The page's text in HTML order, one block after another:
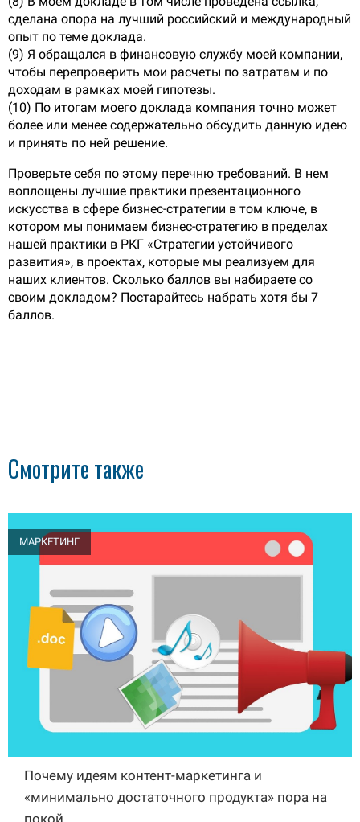
сделана опора на лучший российский и международный
опыт по теме доклада.
(9) Я обращался в финансовую службу моей компании,
чтобы перепроверить мои расчеты по затратам и по
доходам в рамках моей гипотезы.
(10) По итогам моего доклада компания точно может
более или менее содержательно обсудить данную идею
и принять по ней решение.
Проверьте себя по этому перечню требований. В нем
воплощены лучшие практики презентационного
искусства в сфере бизнес-стратегии в том ключе, в
котором мы понимаем бизнес-стратегию в пределах
нашей практики в РКГ «Стратегии устойчивого
развития», в проектах, которые мы реализуем для
наших клиентов. Сколько баллов вы набираете со
своим докладом? Постарайтесь набрать хотя бы 7
баллов.
Смотрите также
МАРКЕТИНГ
Почему идеям контент-маркетинга и
«минимально достаточного продукта» пора на